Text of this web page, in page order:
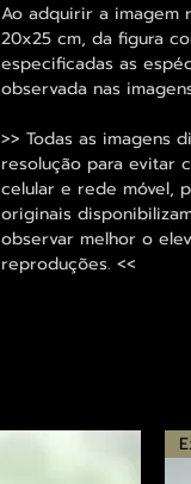
Ao adquirir a imagem
20x25 cm, da figura
especificadas as
observada nas
>> Todas as imagens
resolução para evitar
celular e rede móvel,
originais
observar melhor o
reproduções. <<